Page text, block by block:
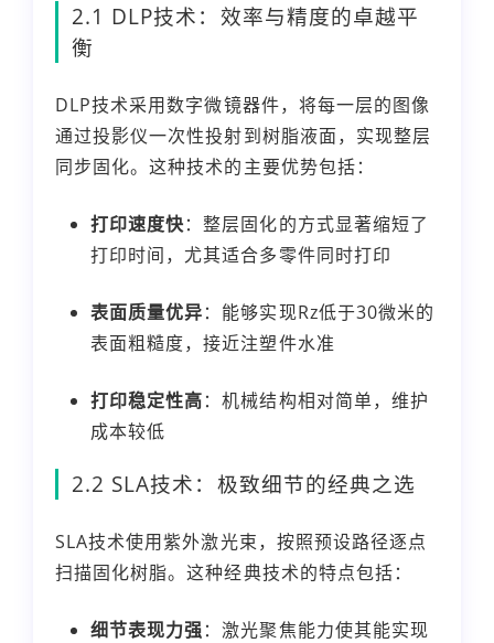
2.1 DLP技术：效率与精度的卓越平
衡
DLP技术采用数字微镜器件，将每一层的图像
通过投影仪一次性投射到树脂液面，实现整层
同步固化。这种技术的主要优势包括：
打印速度快：整层固化的方式显著缩短了
打印时间，尤其适合多零件同时打印
表面质量优异：能够实现Rz低于30微米的
表面粗糙度，接近注塑件水准
打印稳定性高：机械结构相对简单，维护
成本较低
2.2 SLA技术：极致细节的经典之选
SLA技术使用紫外激光束，按照预设路径逐点
扫描固化树脂。这种经典技术的特点包括：
细节表现力强：激光聚焦能力使其能实现